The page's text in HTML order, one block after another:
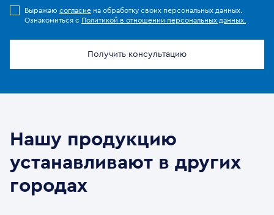
Выражаю согласие на обработку своих персональных данных.
Ознакомиться с Политикой в отношении персональных данных.
Получить консультацию
Нашу продукцию
устанавливают в других
городах